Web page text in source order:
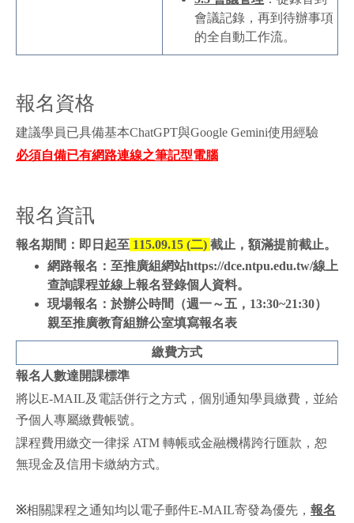
會議記錄，再到待辦事項
的全自動工作流。
報名資格
建議學員已具備基本ChatGPT與Google Gemini使用經驗
必須自備已有網路連線之筆記型電腦
報名資訊
報名期間：即日起至 115.09.15 (二) 截止，額滿提前截止。
網路報名：至推廣組網站https://dce.ntpu.edu.tw/線上
查詢課程並線上報名登錄個人資料。
現場報名：於辦公時間（週一～五，13:30~21:30）
親至推廣教育組辦公室填寫報名表
繳費方式
報名人數達開課標準
將以E-MAIL及電話併行之方式，個別通知學員繳費，並給
予個人專屬繳費帳號。
課程費用繳交一律採 ATM 轉帳或金融機構跨行匯款，恕
無現金及信用卡繳納方式。
※相關課程之通知均以電子郵件E-MAIL寄發為優先， 報名